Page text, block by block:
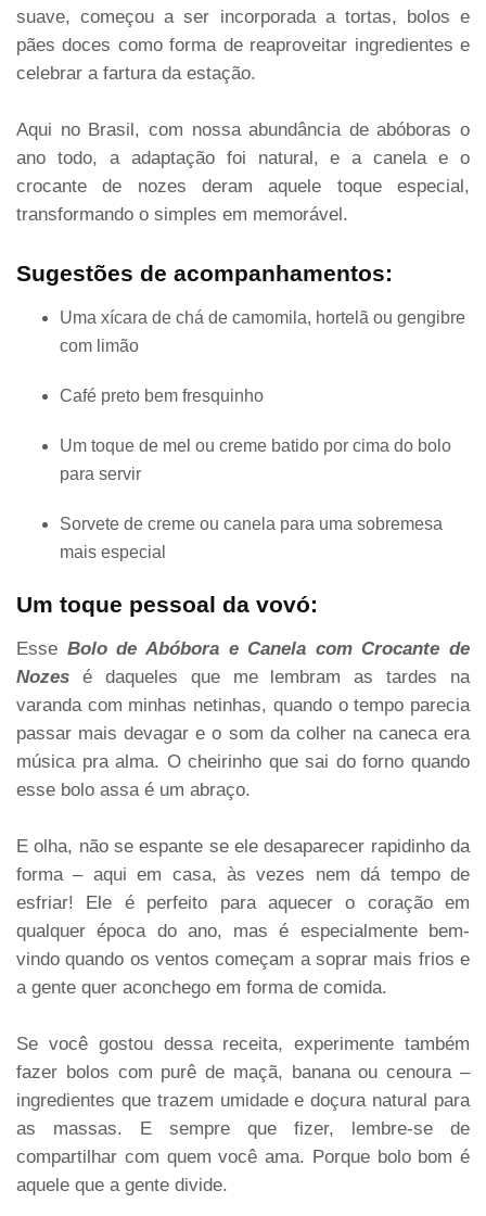
suave, começou a ser incorporada a tortas, bolos e
pães doces como forma de reaproveitar ingredientes e
celebrar a fartura da estação.
Aqui no Brasil, com nossa abundância de abóboras o
ano todo, a adaptação foi natural, e a canela e o
crocante de nozes deram aquele toque especial,
transformando o simples em memorável.
Sugestões de acompanhamentos:
Uma xícara de chá de camomila, hortelã ou gengibre
com limão
Café preto bem fresquinho
Um toque de mel ou creme batido por cima do bolo
para servir
Sorvete de creme ou canela para uma sobremesa
mais especial
Um toque pessoal da vovó:
Esse Bolo de Abóbora e Canela com Crocante de
Nozes
é daqueles que me lembram as tardes na
varanda com minhas netinhas, quando o tempo parecia
passar mais devagar e o som da colher na caneca era
música pra alma. O cheirinho que sai do forno quando
esse bolo assa é um abraço.
E olha, não se espante se ele desaparecer rapidinho da
forma – aqui em casa, às vezes nem dá tempo de
esfriar! Ele é perfeito para aquecer o coração em
qualquer época do ano, mas é especialmente bem-
vindo quando os ventos começam a soprar mais frios e
a gente quer aconchego em forma de comida.
Se você gostou dessa receita, experimente também
fazer bolos com purê de maçã, banana ou cenoura –
ingredientes que trazem umidade e doçura natural para
as massas. E sempre que fizer, lembre-se de
compartilhar com quem você ama. Porque bolo bom é
aquele que a gente divide.